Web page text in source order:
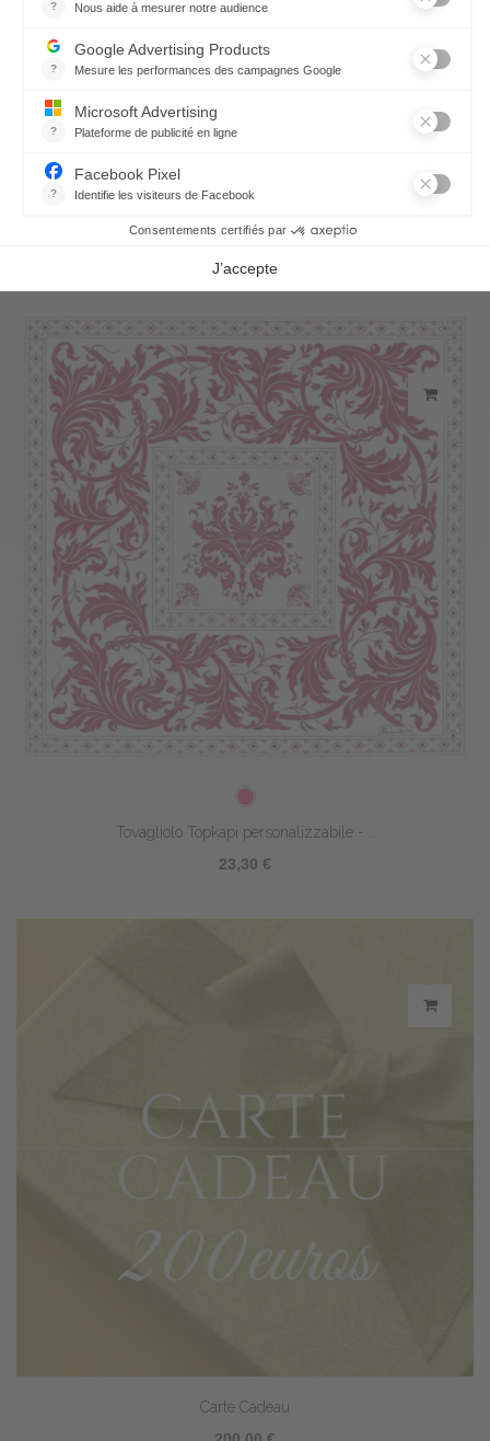
Carte Cadeau
Tovagliolo Topkapi personalizzabile -...
23,30 €
Carte Cadeau